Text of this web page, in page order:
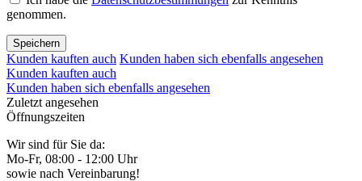
genommen.
Speichern
Kunden kauften auch Kunden haben sich ebenfalls angesehen
Kunden kauften auch
Kunden haben sich ebenfalls angesehen
Zuletzt angesehen
Öffnungszeiten
Wir sind für Sie da:
Mo-Fr, 08:00 - 12:00 Uhr
sowie nach Vereinbarung!